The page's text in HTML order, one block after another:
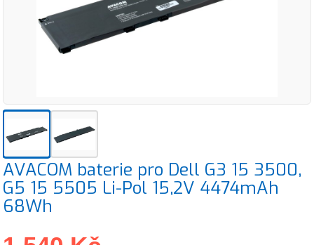
AVACOM baterie pro Dell G3 15 3500,
G5 15 5505 Li-Pol 15,2V 4474mAh
68Wh